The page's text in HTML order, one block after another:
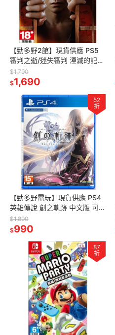
【勁多野2館】現貨供應 PS5
審判之逝/迷失審判 湮滅的記憶
中文版
$1,790
$1,690
52
折
【勁多野電玩】現貨供應 PS4
英雄傳說 創之軌跡 中文版 可免
費更新至PS5 Sony PS4遊戲
$1,890
$990
87
折